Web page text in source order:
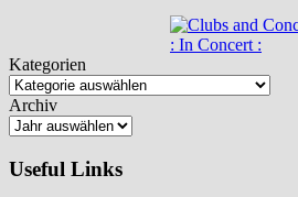
: In Concert :
Kategorien
Archiv
Useful Links